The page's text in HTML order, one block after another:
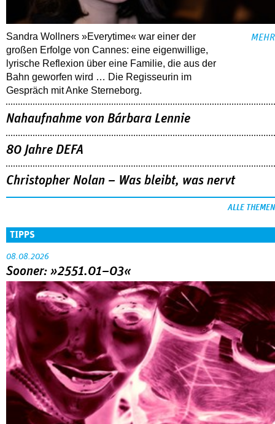
Sandra Wollners »Everytime« war einer der
großen Erfolge von Cannes: eine eigenwillige,
lyrische Reflexion über eine ­Familie, die aus der
Bahn geworfen wird … Die Regisseurin im
Gespräch mit Anke Sterneborg.
MEHR
Nahaufnahme von Bárbara Lennie
80 Jahre DEFA
Christopher Nolan – Was bleibt, was nervt
ALLE THEMEN
TIPPS
08.08.2026
Sooner: »2551.01–03«